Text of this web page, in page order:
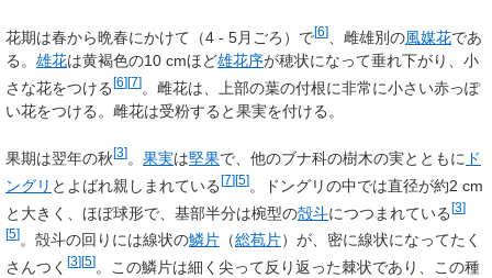
花期は春から晩春にかけて（4 - 5月ごろ）で[6] 、雌雄別の風媒花であ
る。 雄花は黄褐色の10 cmほど雄花序が穂状になって垂れ下がり、小
さな花をつける [6][7] 。雌花は、上部の葉の付根に非常に小さい赤っぽ
い花をつける。雌花は受粉すると果実を付ける。
果期は翌年の秋[3] 。 果実は堅果で、他のブナ科の樹木の実とともに ド
ングリ とよばれ親しまれている[7][5]。ドングリの中では直径が約2 cm
と大きく、ほぼ球形で、基部半分は椀型の殻斗につつまれている[3]
[5] 。殻斗の回りには線状の鱗片 （総苞片）が、密に線状になってたく
さんつく [3][5]。この鱗片は細く尖って反り返った棘状であり、この種